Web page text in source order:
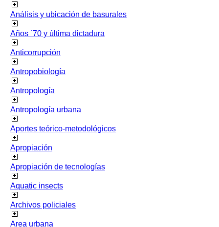
Análisis y ubicación de basurales
Años ´70 y última dictadura
Anticorrupción
Antropobiología
Antropología
Antropología urbana
Aportes teórico-metodológicos
Apropiación
Apropiación de tecnologías
Aquatic insects
Archivos policiales
Area urbana